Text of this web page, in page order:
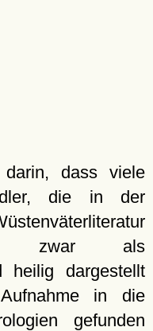
dass viele
die in der
zwar als
heilig dargestellt
in die
gefunden